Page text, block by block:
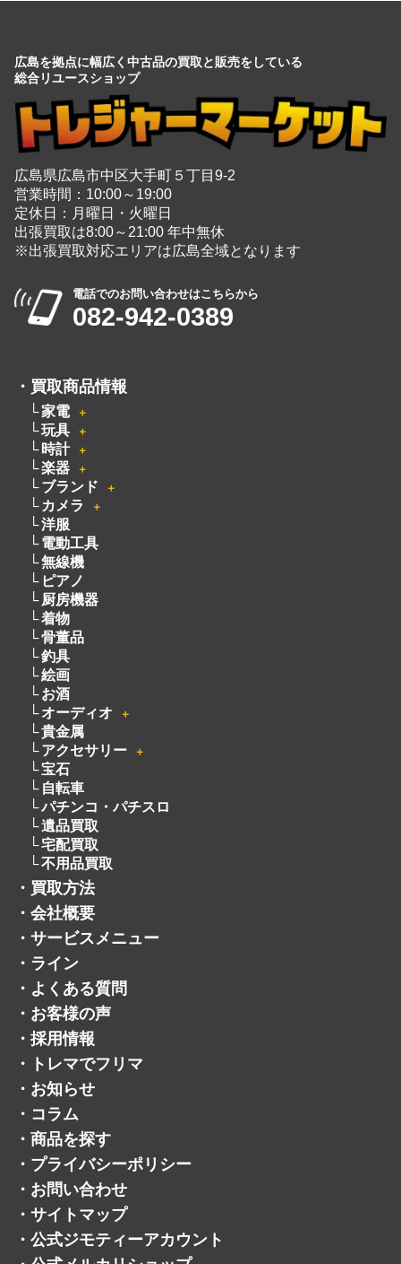
総合リユースショップ
広島県広島市中区大手町５丁目9-2
営業時間：10:00～19:00
定休日：月曜日・火曜日
出張買取は8:00～21:00 年中無休
※出張買取対応エリアは広島全域となります
082-942-0389
家電 ＋
玩具 ＋
時計 ＋
楽器 ＋
ブランド
カメラ ＋
洋服
電動工具
無線機
ピアノ
厨房機器
着物
骨董品
釣具
絵画
お酒
オーディオ
貴金属
アクセサリー
宝石
自転車
パチンコ・パチスロ
遺品買取
宅配買取
不用品買取
買取方法
・ 会社概要
・ サービスメニュー
・ ライン
・ よくある質問
・ お客様の声
・ 採用情報
・ トレマでフリマ
・ お知らせ
・ コラム
・ 商品を探す
・ プライバシーポリシー
・ お問い合わせ
・ サイトマップ
・ 公式ジモティーアカウント
・ 公式メルカリショップ